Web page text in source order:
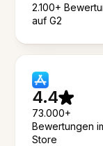
2.100+
auf G2
4.4
73.000+
Bewertungen
Store